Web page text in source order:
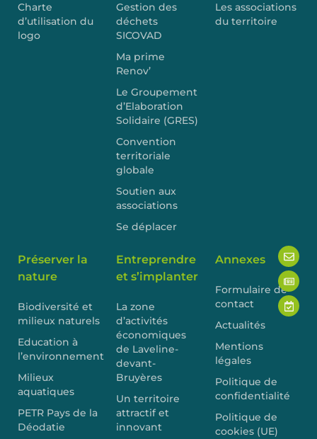
Charte
d’utilisation du
logo
Gestion des
déchets
SICOVAD
Ma prime
Renov’
Le Groupement
d’Elaboration
Solidaire (GRES)
Convention
territoriale
globale
Soutien aux
associations
Se déplacer
Les associations
du territoire
Préserver la
nature
Biodiversité et
milieux naturels
Education à
l’environnement
Milieux
aquatiques
PETR Pays de la
Déodatie
Entreprendre
et s’implanter
La zone
d’activités
économiques
de Laveline-
devant-
Bruyères
Un territoire
attractif et
innovant
Annexes
Formulaire de
contact
Actualités
Mentions
légales
Politique de
confidentialité
Politique de
cookies (UE)